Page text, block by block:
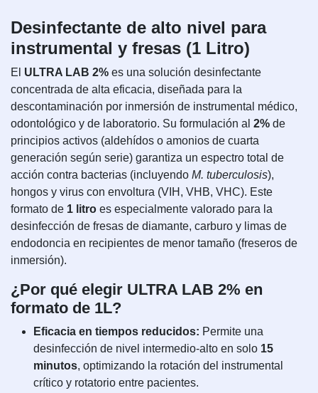
Desinfectante de alto nivel para
instrumental y fresas (1 Litro)
El ULTRA LAB 2% es una solución desinfectante
concentrada de alta eficacia, diseñada para la
descontaminación por inmersión de instrumental médico,
odontológico y de laboratorio. Su formulación al 2% de
principios activos (aldehídos o amonios de cuarta
generación según serie) garantiza un espectro total de
acción contra bacterias (incluyendo M. tuberculosis),
hongos y virus con envoltura (VIH, VHB, VHC). Este
formato de 1 litro es especialmente valorado para la
desinfección de fresas de diamante, carburo y limas de
endodoncia en recipientes de menor tamaño (freseros de
inmersión).
¿Por qué elegir ULTRA LAB 2% en
formato de 1L?
Eficacia en tiempos reducidos: Permite una
desinfección de nivel intermedio-alto en solo 15
minutos, optimizando la rotación del instrumental
crítico y rotatorio entre pacientes.